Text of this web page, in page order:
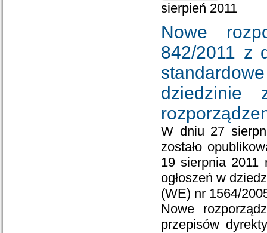
sierpień 2011
Nowe
842/2011 z
dziedzinie
W dniu 27
zostało
19 sierpnia 2011
ogłoszeń w
(WE) nr 1564/
Nowe
przepisów